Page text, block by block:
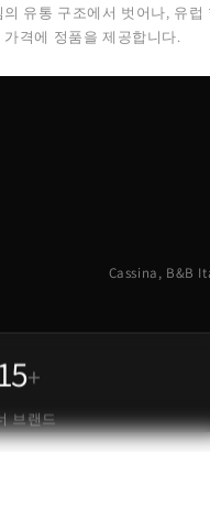
유통 구조에서 벗어나, 유럽
격에 정품을 제공합니다.
Cassina, B&B
+
브랜드